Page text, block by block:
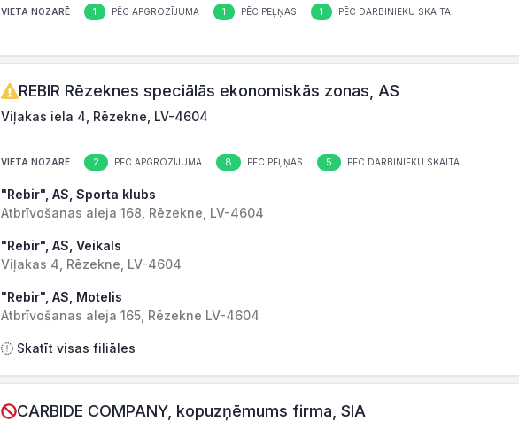
VIETA NOZARĒ 1 PĒC APGROZĪJUMA 1 PĒC PEĻŅAS 1 PĒC DARBINIEKU SKAITA
REBIR Rēzeknes speciālās ekonomiskās zonas, AS
Viļakas iela 4, Rēzekne, LV-4604
VIETA NOZARĒ 2 PĒC APGROZĪJUMA 8 PĒC PEĻŅAS 5 PĒC DARBINIEKU SKAITA
"Rebir", AS, Sporta klubs
Atbrīvošanas aleja 168, Rēzekne, LV-4604
"Rebir", AS, Veikals
Viļakas 4, Rēzekne, LV-4604
"Rebir", AS, Motelis
Atbrīvošanas aleja 165, Rēzekne LV-4604
Skatīt visas filiāles
CARBIDE COMPANY, kopuzņēmums firma, SIA